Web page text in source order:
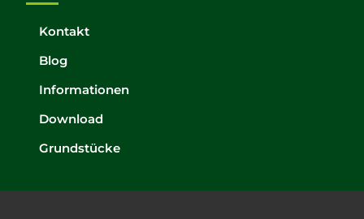
Kontakt
Blog
Informationen
Download
Grundstücke